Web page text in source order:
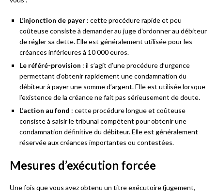
L’injonction de payer : cette procédure rapide et peu
coûteuse consiste à demander au juge d’ordonner au débiteur
de régler sa dette. Elle est généralement utilisée pour les
créances inférieures à 10 000 euros.
Le référé-provision : il s’agit d’une procédure d’urgence
permettant d’obtenir rapidement une condamnation du
débiteur à payer une somme d’argent. Elle est utilisée lorsque
l’existence de la créance ne fait pas sérieusement de doute.
L’action au fond : cette procédure longue et coûteuse
consiste à saisir le tribunal compétent pour obtenir une
condamnation définitive du débiteur. Elle est généralement
réservée aux créances importantes ou contestées.
Mesures d’exécution forcée
Une fois que vous avez obtenu un titre exécutoire (jugement,